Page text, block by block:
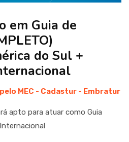
em Guia de
do Sul +
MEC - Cadastur - Embratur
apto para atuar como Guia